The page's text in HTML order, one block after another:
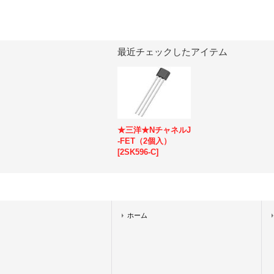
最近チェックしたアイテム
★三洋★NチャネルJ
-FET（2個入）
[2SK596-C]
ホーム